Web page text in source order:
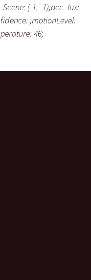
(-1, -1);aec_lux:
;motionLevel:
46;